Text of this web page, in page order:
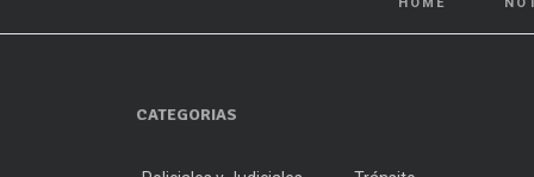
CATEGORIAS